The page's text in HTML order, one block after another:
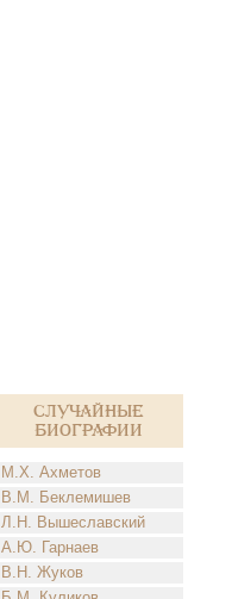
Случайные
биографии
М.Х. Ахметов
В.М. Беклемишев
Л.Н. Вышеславский
А.Ю. Гарнаев
В.Н. Жуков